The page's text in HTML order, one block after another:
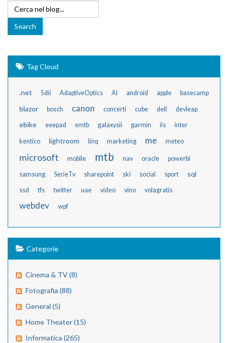
Tag Cloud
.net 5dii AdaptiveOptics AI android apple basecamp
blazor bosch canon concerti cube dell devleap
ebike eeepad emtb galaxysii garmin iis inter
kentico lightroom linq marketing me meteo
microsoft mobile mtb nav oracle powerbi
samsung SerieTv sharepoint ski social sport sql
ssd tfs twitter uae video vino volagratis
webdev wpf
Categorie
Cinema & TV (8)
Fotografia (88)
General (5)
Home Theater (15)
Informatica (265)